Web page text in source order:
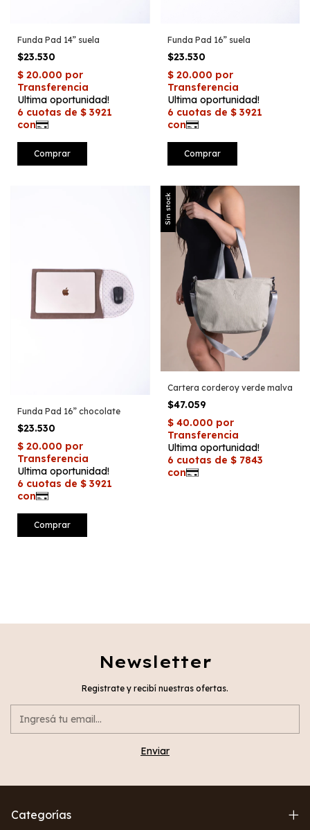
Funda Pad 14” suela
$23.530
Funda Pad 16” suela
$23.530
Funda Pad 16” chocolate
$23.530
Sin stock
Cartera corderoy verde malva
$47.059
Newsletter
Registrate y recibí nuestras ofertas.
Categorías